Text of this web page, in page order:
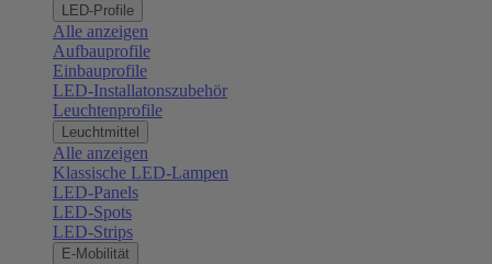
LED-Profile
Alle anzeigen
Aufbauprofile
Einbauprofile
LED-Installatonszubehör
Leuchtenprofile
Leuchtmittel
Alle anzeigen
Klassische LED-Lampen
LED-Panels
LED-Spots
LED-Strips
E-Mobilität